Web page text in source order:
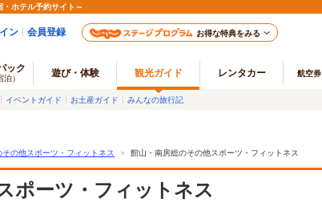
ホテル予約サイト～
ン 会員登録 お得な特典をみる
ック
泊） 遊び・体験 観光ガイド レンタカー 航空券
イベントガイド お土産ガイド みんなの旅行記
その他スポーツ・フィットネス ＞ 館山・南房総のその他スポーツ・フィットネス
ポーツ・フィットネス